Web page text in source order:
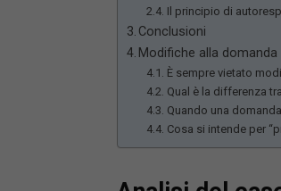
Il principio di
Conclusioni
Modifiche alla
È sempre vietato
Qual è la differenza
Quando una
Cosa si intende per